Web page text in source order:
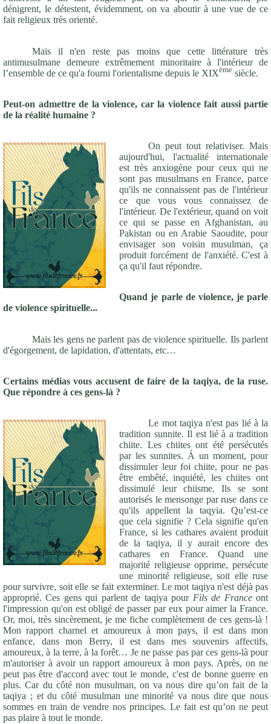
dénigrent, le détestent, évidemment, on va aboutir à une vue de ce
fait religieux très orienté.
Mais il n'en reste pas moins que cette littérature très
antimusulmane demeure extrêmement minoritaire à l'intérieur de
l’ensemble de ce qu'a fourni l'orientalisme depuis le XIXème siècle.
Peut-on admettre de la violence, car la violence fait aussi partie
de la réalité humaine ?
On peut tout relativiser. Mais
aujourd'hui, l'actualité internationale
est très anxiogène pour ceux qui ne
sont pas musulmans en France, parce
qu'ils ne connaissent pas de l'intérieur
ce que vous vous connaissez de
l'intérieur. De l'extérieur, quand on voit
ce qui se passe en Afghanistan, au
Pakistan ou en Arabie Saoudite, pour
envisager son voisin musulman, ça
produit forcément de l'anxiété. C'est à
ça qu'il faut répondre.
Quand je parle de violence, je parle
de violence spirituelle...
Mais les gens ne parlent pas de violence spirituelle. Ils parlent
d'égorgement, de lapidation, d'attentats, etc…
Certains médias vous accusent de faire de la taqiya, de la ruse.
Que répondre à ces gens-là ?
Le mot taqiya n'est pas lié à la
tradition sunnite. Il est lié à a tradition
chiite. Les chiites ont été persécutés
par les sunnites. Á un moment, pour
dissimuler leur foi chiite, pour ne pas
être embêté, inquiété, les chiites ont
dissimulé leur chiisme. Ils se sont
autorisés le mensonge par ruse dans ce
qu'ils appellent la taqyia. Qu’est-ce
que cela signifie ? Cela signifie qu'en
France, si les cathares avaient produit
de la taqiya, il y aurait encore des
cathares en France. Quand une
majorité religieuse opprime, persécute
une minorité religieuse, soit elle ruse
pour survivre, soit elle se fait exterminer. Le mot taqiya n'est déjà pas
approprié. Ces gens qui parlent de taqiya pour Fils de Franceont
l'impression qu'on est obligé de passer par eux pour aimer la France.
Or, moi, très sincèrement, je me fiche complètement de ces gens-là !
Mon rapport charnel et amoureux à mon pays, il est dans mon
enfance, dans mon Berry, il est dans mes souvenirs affectifs,
amoureux, à la terre, à la forêt… Je ne passe pas par ces gens-là pour
m'autoriser à avoir un rapport amoureux à mon pays. Après, on ne
peut pas être d'accord avec tout le monde, c'est de bonne guerre en
plus. Car du côté non musulman, on va nous dire qu’on fait de la
taqiya ; et du côté musulman une minorité va nous dire que nous
sommes en train de vendre nos principes. Le fait est qu’on ne peut
pas plaire à tout le monde.